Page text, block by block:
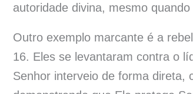
autoridade divina, mesmo
Outro exemplo marcante é a
16. Eles se levantaram contra o
Senhor interveio de forma direta,